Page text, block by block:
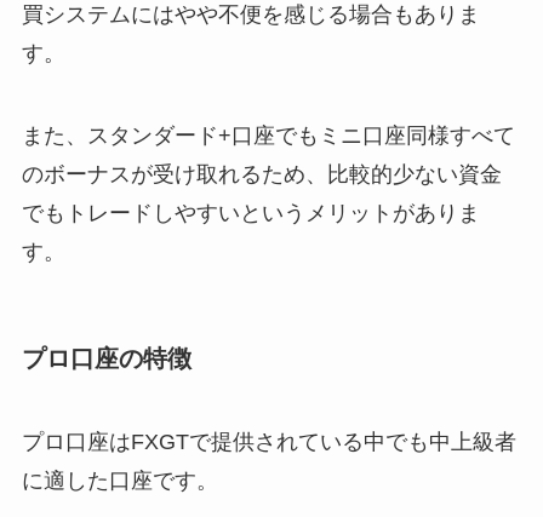
買システムにはやや不便を感じる場合もありま
す。
また、スタンダード+口座でもミニ口座同様すべて
のボーナスが受け取れるため、比較的少ない資金
でもトレードしやすいというメリットがありま
す。
プロ口座の特徴
プロ口座はFXGTで提供されている中でも中上級者
に適した口座です。